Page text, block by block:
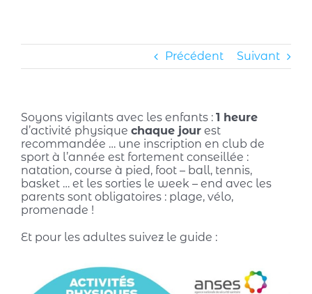
Précédent Suivant
Soyons vigilants avec les enfants : 1 heure
d’activité physique chaque jourest
recommandée … une inscription en club de
sport à l’année est fortement conseillée :
natation, course à pied, foot – ball, tennis,
basket … et les sorties le week – end avec les
parents sont obligatoires : plage, vélo,
promenade !
Et pour les adultes suivez le guide :